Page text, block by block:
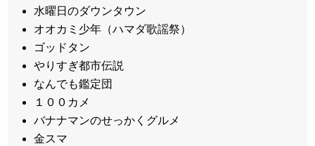
水曜日のダウンタウン
オオカミ少年（ハマダ歌謡祭）
ゴッドタン
やりすぎ都市伝説
なんでも鑑定団
１００カメ
バナナマンのせっかくグルメ
金スマ